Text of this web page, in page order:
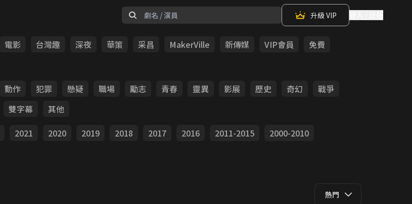
升級 VIP
電影 台灣趣 深夜 華策 采昌 MakerVille 新傳媒 VIP會員
免費
動作 犯罪 懸疑 職場 勵志 青春 靈異 影展 歷史 奇幻
戰爭
雙字幕
其他
2021 2020 2019 2018 2017 2016 2011-2015
2000-2010
熱門